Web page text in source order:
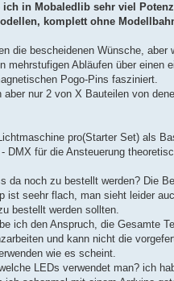
ich in Mobaledlib sehr viel
komplett ohne
die bescheidenen Wünsche, aber
mehrstufigen Abläufen über einen
Pogo-Pins fasziniert.
aber nur 2 von X Bauteilen von
pro(Starter Set) als
- DMX für die Ansteuerung
da noch zu bestellt werden? Die
ist seehr flach, man sieht leider
bestellt werden sollten.
ich den Anspruch, die Gesamte
und kann nicht die
wie es scheint.
LEDs verwendet man? ich